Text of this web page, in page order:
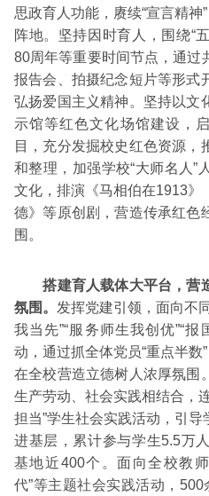
思政育人功能，赓续“宣言精神
阵地。坚持因时育人，围绕“
80周年等重要时间节点，通过
报告会、拍摄纪念短片等形式
弘扬爱国主义精神。坚持以文
示馆等红色文化场馆建设，
目，充分发掘校史红色资源，
和整理，加强学校“大师名人”
文化，排演《马相伯在1913》
德》等原创剧，营造传承红色
围。
搭建育人载体大平台，营
氛围。 发挥党建引领，面向不
我当先”“服务师生我创优”“
动，通过抓全体党员“重点半数
在全校营造立德树人浓厚氛围
生产劳动、社会实践相结合，
担当”学生社会实践活动，引
进基层，累计参与学生5.5万
基地近400个。面向全校教
代”等主题社会实践活动，